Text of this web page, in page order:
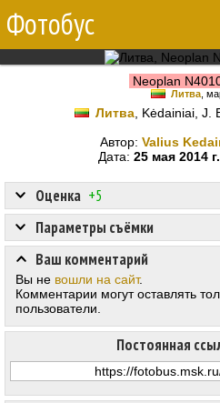
Фотобус
Neoplan
Литва ,
Литва, Kėdainiai, J.
Автор: Valius
Дата: 25 мая 2014
Оценка +5
Постоянная
Параметры съёмки
Ваш комментарий
Вы не вошли на сайт.
Комментарии могут оставлять
пользователи.